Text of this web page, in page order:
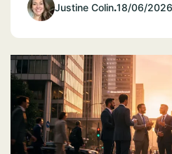
Justine Colin.18/06/2026